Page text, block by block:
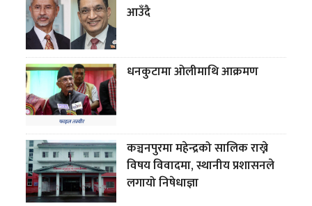
आउँदै
धनकुटामा ओलीमाथि आक्रमण
कञ्चनपुरमा महेन्द्रको सालिक राख्ने
विषय विवादमा, स्थानीय प्रशासनले
लगायो निषेधाज्ञा